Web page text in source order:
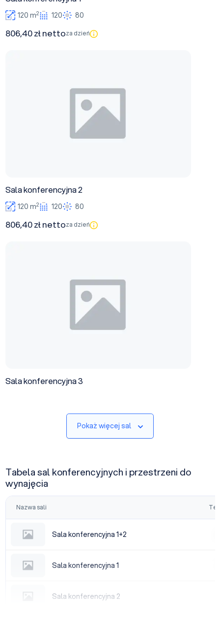
120 m2 120 80
806,40 zł nettoza dzień
Sala konferencyjna 2
120 m2 120 80
806,40 zł nettoza dzień
Sala konferencyjna 3
Pokaż więcej sal
Tabela sal konferencyjnych i przestrzeni do
wynajęcia
Nazwa sali
Sala konferencyjna 1+2
Sala konferencyjna 1+2
Sala konferencyjna 1
Sala konferencyjna 1
Sala konferencyjna 2